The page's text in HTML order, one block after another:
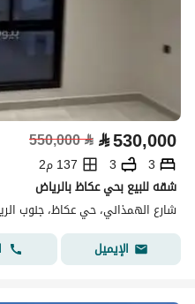
⃁530,000
⃁
550,000
3
3
137 م2
شقه للبيع بحي عكاظ بالرياض
شارع الهمذاني، حي عكاظ، جنوب
الإيميل